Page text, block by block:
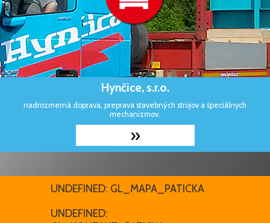
Hynčice, s.r.o.
nadrozmerná doprava, preprava stavebných strojov a špeciálnych
mechanizmov.
»
UNDEFINED: GL_MAPA_PATICKA
UNDEFINED: